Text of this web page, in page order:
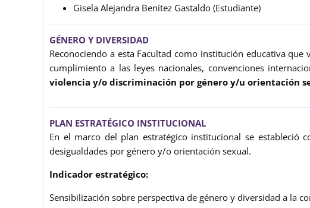
Gisela Alejandra Benítez Gastaldo (Estudiante)
GÉNERO Y DIVERSIDAD
Reconociendo a esta Facultad como institución educativa
cumplimiento a las leyes nacionales, convenciones
violencia y/o discriminación por género y/u orientación
PLAN ESTRATÉGICO INSTITUCIONAL
En el marco del plan estratégico institucional se
desigualdades por género y/o orientación sexual.
Indicador estratégico:
Sensibilización sobre perspectiva de género y diversidad a la